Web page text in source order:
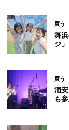
買う
舞
ジ
買う
浦
も